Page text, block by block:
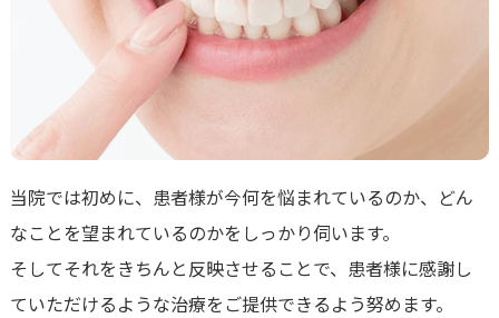
当院では初めに、患者様が今何を悩まれているのか、どん
なことを望まれているのかをしっかり伺います。
そしてそれをきちんと反映させることで、患者様に感謝し
ていただけるような治療をご提供できるよう努めます。